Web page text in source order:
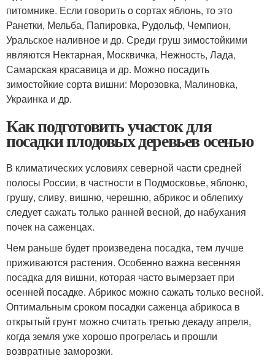
питомнике. Если говорить о сортах яблонь, то это
Ранетки, Мельба, Папировка, Рудольф, Чемпион,
Уральское наливное и др. Среди груш зимостойкими
являются Нектарная, Москвичка, Нежность, Лада,
Самарская красавица и др. Можно посадить
зимостойкие сорта вишни: Морозовка, Малиновка,
Украинка и др.
Как подготовить участок для
посадки плодовых деревьев осенью
В климатических условиях северной части средней
полосы России, в частности в Подмосковье, яблоню,
грушу, сливу, вишню, черешню, абрикос и облепиху
следует сажать только ранней весной, до набухания
почек на саженцах.
Чем раньше будет произведена посадка, тем лучше
приживаются растения. Особенно важна весенняя
посадка для вишни, которая часто вымерзает при
осенней посадке. Абрикос можно сажать только весной.
Оптимальным сроком посадки саженца абрикоса в
открытый грунт можно считать третью декаду апреля,
когда земля уже хорошо прогрелась и прошли
возвратные заморозки.